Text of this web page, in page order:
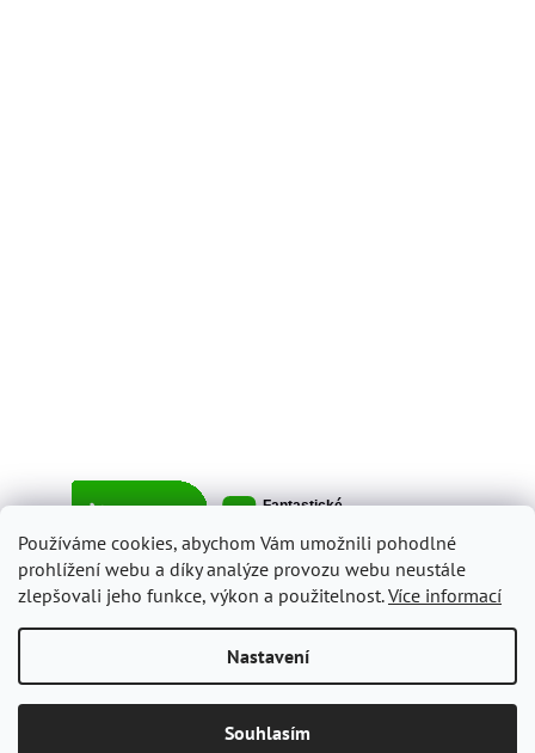
Používáme cookies, abychom Vám umožnili pohodlné
prohlížení webu a díky analýze provozu webu neustále
zlepšovali jeho funkce, výkon a použitelnost.Více informací
Nastavení
Souhlasím
Copyright 2026ItalyShop.cz. Všechna práva vyhrazena.Upravit
nastavení cookies